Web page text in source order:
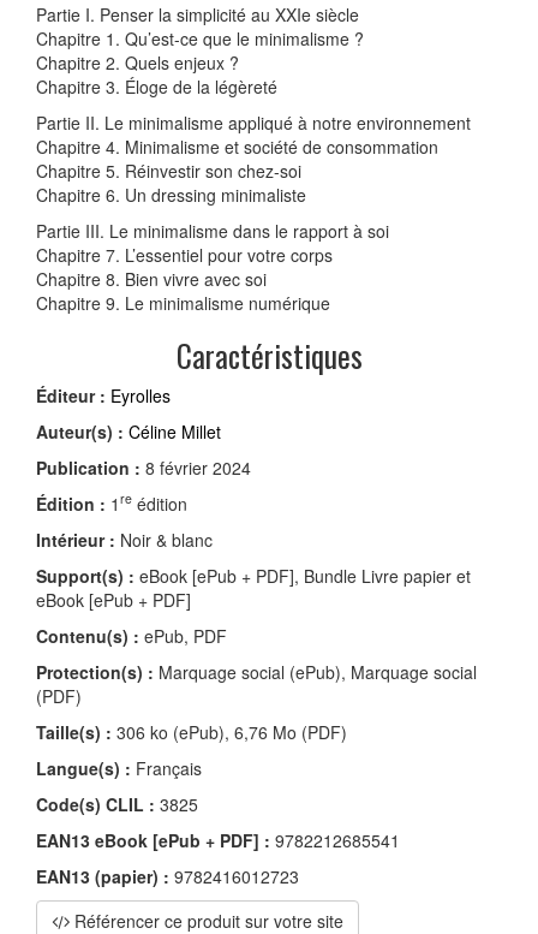
Partie I. Penser la simplicité au XXIe siècle
Chapitre 1. Qu’est-ce que le minimalisme ?
Chapitre 2. Quels enjeux ?
Chapitre 3. Éloge de la légèreté
Partie II. Le minimalisme appliqué à notre environnement
Chapitre 4. Minimalisme et société de consommation
Chapitre 5. Réinvestir son chez-soi
Chapitre 6. Un dressing minimaliste
Partie III. Le minimalisme dans le rapport à soi
Chapitre 7. L’essentiel pour votre corps
Chapitre 8. Bien vivre avec soi
Chapitre 9. Le minimalisme numérique
Caractéristiques
Éditeur : Eyrolles
Auteur(s) : Céline Millet
Publication : 8 février 2024
Édition : 1 re édition
Intérieur : Noir & blanc
Support(s) : eBook [ePub + PDF], Bundle Livre papier et
eBook [ePub + PDF]
Contenu(s) : ePub, PDF
Protection(s) : Marquage social (ePub), Marquage social
(PDF)
Taille(s) : 306 ko (ePub), 6,76 Mo (PDF)
Langue(s) : Français
Code(s) CLIL : 3825
EAN13 eBook [ePub + PDF] : 9782212685541
EAN13 (papier) : 9782416012723
Référencer ce produit sur votre site